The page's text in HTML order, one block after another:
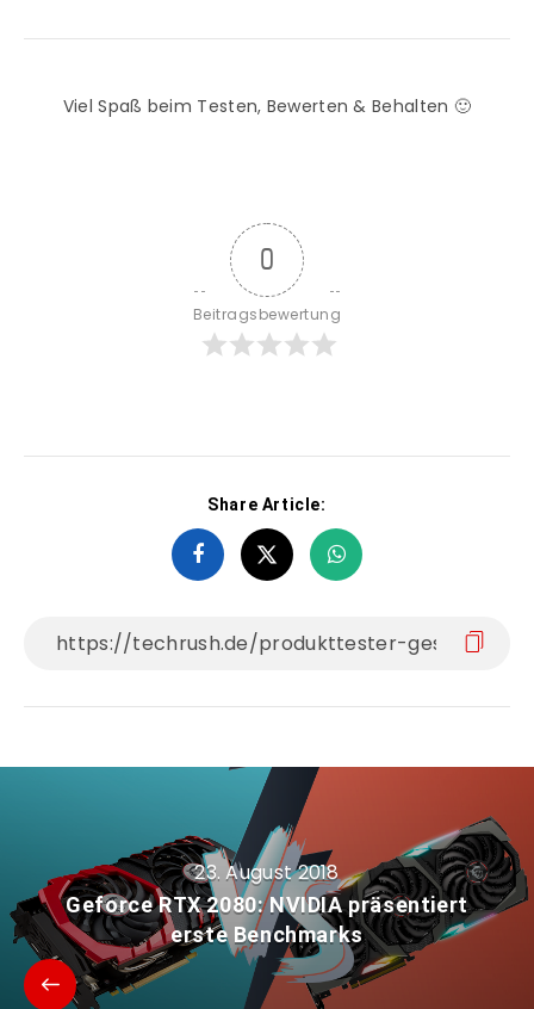
Viel Spaß beim Testen, Bewerten & Behalten 🙂
0
Beitragsbewertung
Share Article:
23. August 2018
Geforce RTX 2080: NVIDIA präsentiert
erste Benchmarks